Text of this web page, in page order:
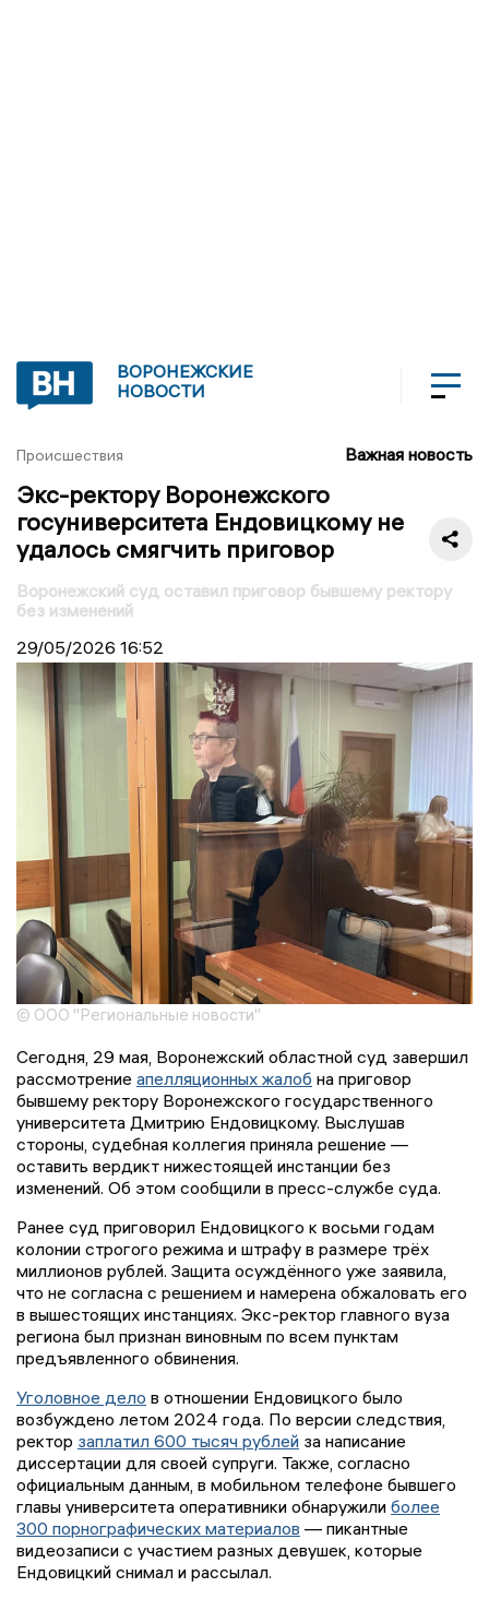
ВОРОНЕЖСКИЕ
НОВОСТИ
Происшествия Важная новость
Экс-ректору Воронежского
госуниверситета Ендовицкому не
удалось смягчить приговор
Воронежский суд оставил приговор бывшему ректору
без изменений
29/05/2026 16:52
© ООО "Региональные новости"
Сегодня, 29 мая, Воронежский областной суд завершил
рассмотрение апелляционных жалоб на приговор
бывшему ректору Воронежского государственного
университета Дмитрию Ендовицкому. Выслушав
стороны, судебная коллегия приняла решение —
оставить вердикт нижестоящей инстанции без
изменений. Об этом сообщили в пресс-службе суда.
Ранее суд приговорил Ендовицкого к восьми годам
колонии строгого режима и штрафу в размере трёх
миллионов рублей. Защита осуждённого уже заявила,
что не согласна с решением и намерена обжаловать его
в вышестоящих инстанциях. Экс-ректор главного вуза
региона был признан виновным по всем пунктам
предъявленного обвинения.
Уголовное дело в отношении Ендовицкого было
возбуждено летом 2024 года. По версии следствия,
ректор заплатил 600 тысяч рублей за написание
диссертации для своей супруги. Также, согласно
официальным данным, в мобильном телефоне бывшего
главы университета оперативники обнаружили более
300 порнографических материалов — пикантные
видеозаписи с участием разных девушек, которые
Ендовицкий снимал и рассылал.